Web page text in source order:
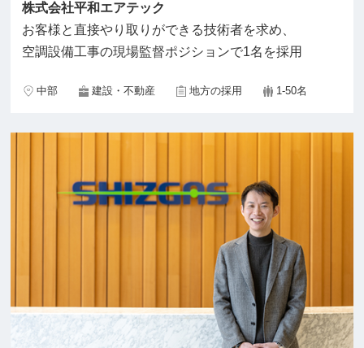
株式会社平和エアテック
お客様と直接やり取りができる技術者を求め、
空調設備工事の現場監督ポジションで1名を採用
中部 建設・不動産 地方の採用 1-50名